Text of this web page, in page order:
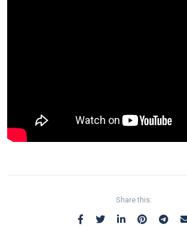
Share this: